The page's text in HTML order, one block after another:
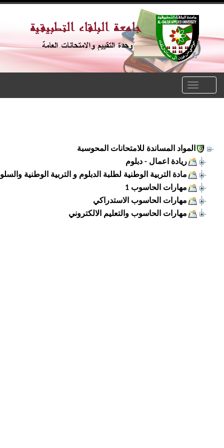
المواد المساندة للامتحانات المحوسبة
ريادة اعمال - دبلوم
مادة التربية الوطنية لطلبة الدبلوم و التربية الوطنية
مهارات الحاسوب 1
مهارات الحاسوب الاستدراكي
مهارات الحاسوب والتعليم الالكتروني